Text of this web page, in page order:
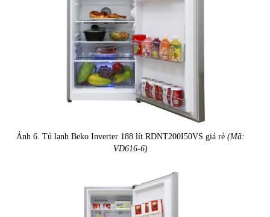
Ảnh 6. Tủ lạnh Beko Inverter 188 lít RDNT200I50VS giá rẻ (Mã:
VD616-6)